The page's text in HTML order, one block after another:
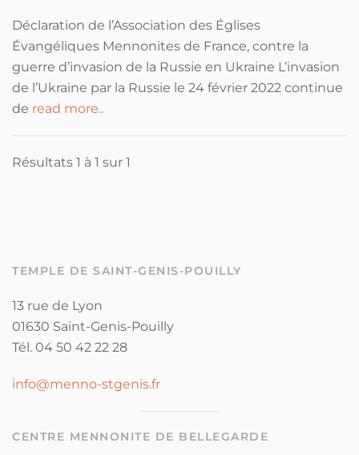
Déclaration de l’Association des Églises
Évangéliques Mennonites de France, contre la
guerre d’invasion de la Russie en Ukraine L’invasion
de l’Ukraine par la Russie le 24 février 2022 continue
de read more..
Résultats 1 à 1 sur 1
TEMPLE DE SAINT-GENIS-POUILLY
13 rue de Lyon
01630 Saint-Genis-Pouilly
Tél. 04 50 42 22 28
info@menno-stgenis.fr
CENTRE MENNONITE DE BELLEGARDE